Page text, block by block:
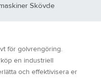
Skövde
för golvrengöring.
en industriell
och effektivisera er